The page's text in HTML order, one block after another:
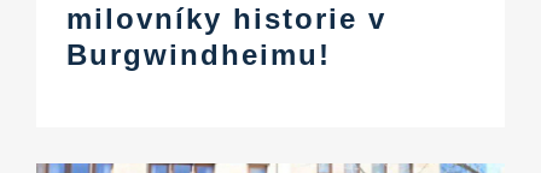
milovníky historie v
Burgwindheimu!